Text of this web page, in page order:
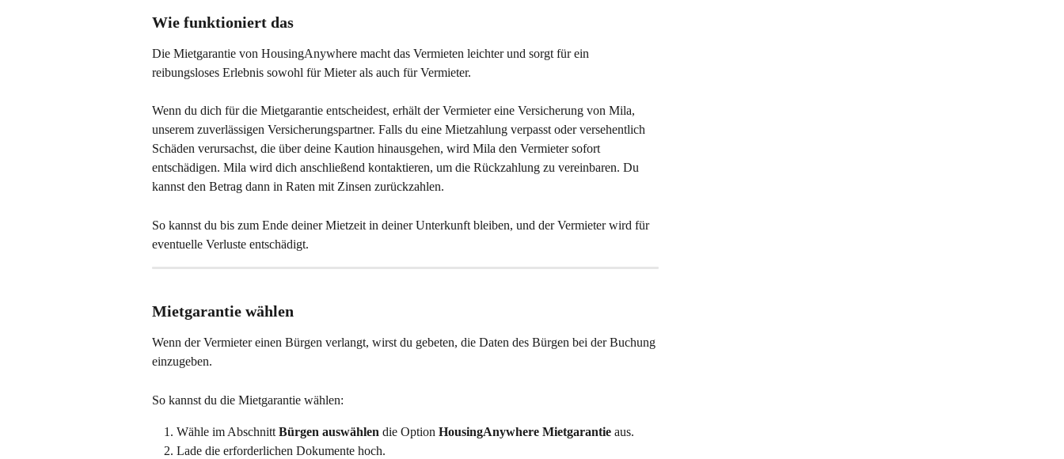
Wie funktioniert das
Die Mietgarantie von HousingAnywhere macht das Vermieten leichter und sorgt für ein
reibungsloses Erlebnis sowohl für Mieter als auch für Vermieter.
Wenn du dich für die Mietgarantie entscheidest, erhält der Vermieter eine Versicherung von Mila,
unserem zuverlässigen Versicherungspartner. Falls du eine Mietzahlung verpasst oder versehentlich
Schäden verursachst, die über deine Kaution hinausgehen, wird Mila den Vermieter sofort
entschädigen. Mila wird dich anschließend kontaktieren, um die Rückzahlung zu vereinbaren. Du
kannst den Betrag dann in Raten mit Zinsen zurückzahlen.
So kannst du bis zum Ende deiner Mietzeit in deiner Unterkunft bleiben, und der Vermieter wird für
eventuelle Verluste entschädigt.
Mietgarantie wählen
Wenn der Vermieter einen Bürgen verlangt, wirst du gebeten, die Daten des Bürgen bei der Buchung
einzugeben.
So kannst du die Mietgarantie wählen:
Wähle im Abschnitt Bürgen auswählen die Option HousingAnywhere Mietgarantie aus.
Lade die erforderlichen Dokumente hoch.